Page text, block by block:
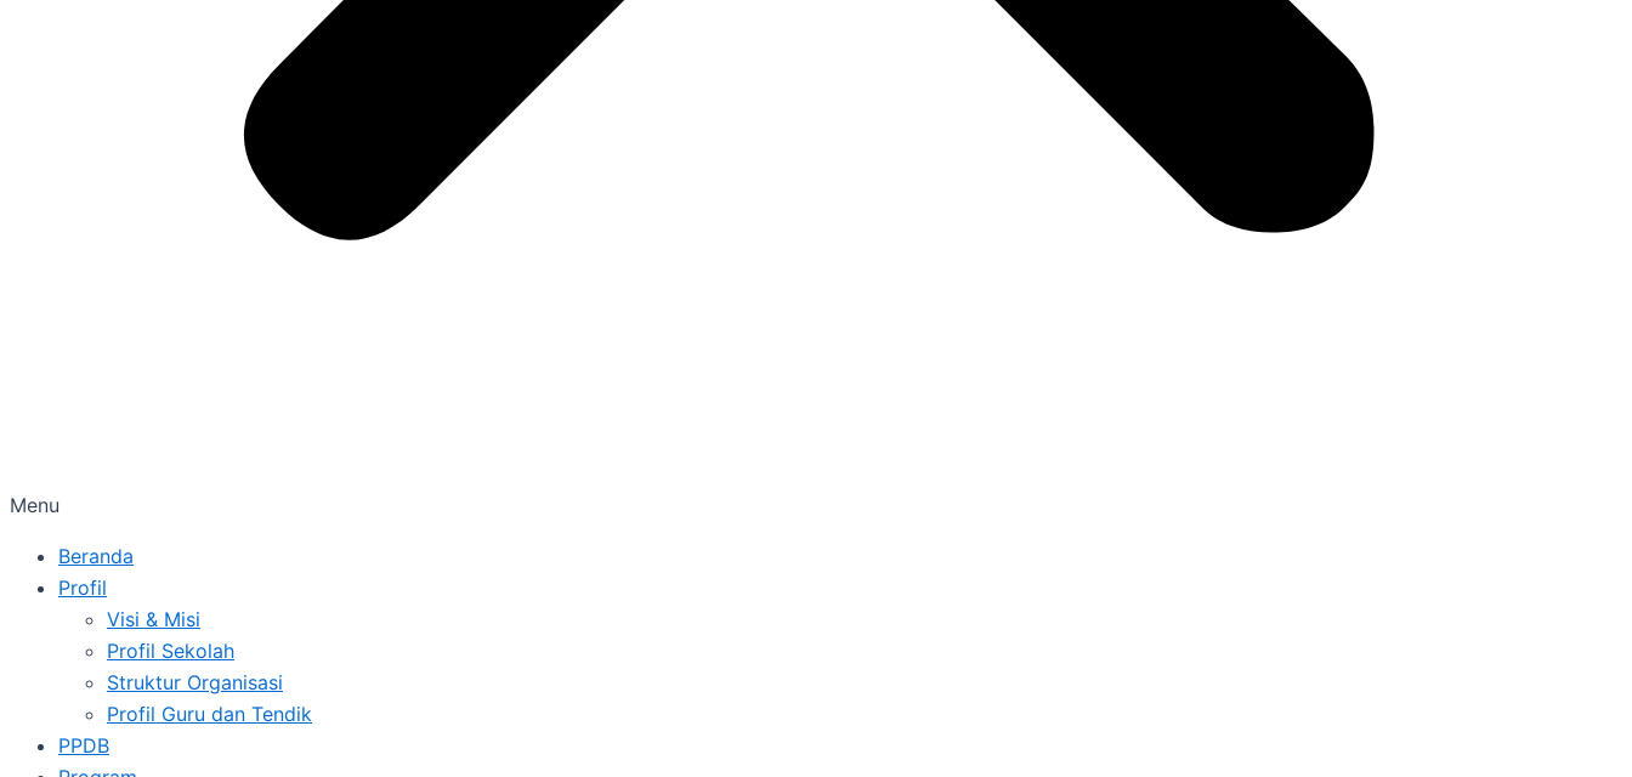
Menu
Beranda
Profil
Visi & Misi
Profil Sekolah
Struktur Organisasi
Profil Guru dan Tendik
PPDB